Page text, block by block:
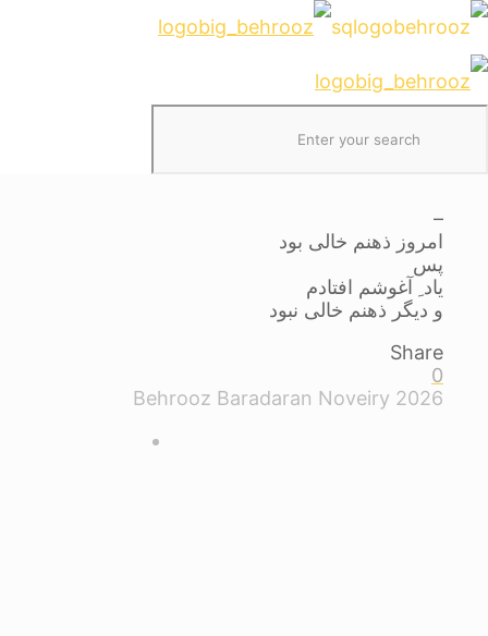
نخست
اشعار
–
امروز ذهنم خالی بود
پس
یاد ِ آغوشم افتادم
و دیگر ذهنم خالی نبود
Share
0
Behrooz Baradaran Noveiry 2026